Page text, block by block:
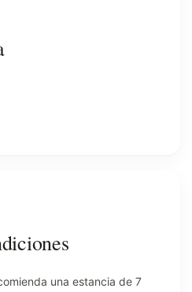
una estancia de 7